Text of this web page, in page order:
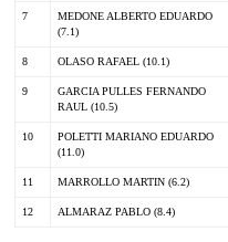
7
MEDONE ALBERTO EDUARDO
(7.1)
8 OLASO RAFAEL (10.1)
9
GARCIA PULLES FERNANDO
RAUL (10.5)
10
POLETTI MARIANO EDUARDO
(11.0)
11 MARROLLO MARTIN (6.2)
12 ALMARAZ PABLO (8.4)